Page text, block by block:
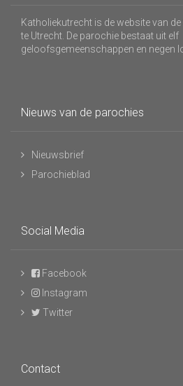
Katholiekutrecht is de website van
te Utrecht. De parochie bestaat uit elf
geloofsgemeenschappen en negen
Nieuws van de parochies
Nieuwsbrief
Parochieblad
Social Media
Facebook
Instagram
Twitter
Contact